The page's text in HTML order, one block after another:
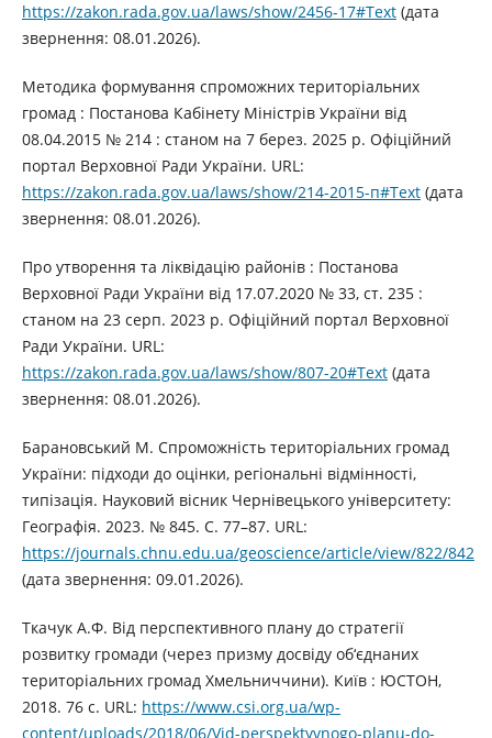
https://zakon.rada.gov.ua/laws/show/2456-17#Text(дата
звернення: 08.01.2026).
Методика формування спроможних територіальних
громад : Постанова Кабінету Міністрів України від
08.04.2015 № 214 : станом на 7 берез. 2025 р. Офіційний
портал Верховної Ради України. URL:
https://zakon.rada.gov.ua/laws/show/214-2015-п#Text(дата
звернення: 08.01.2026).
Про утворення та ліквідацію районів : Постанова
Верховної Ради України від 17.07.2020 № 33, ст. 235 :
станом на 23 серп. 2023 р. Офіційний портал Верховної
Ради України. URL:
https://zakon.rada.gov.ua/laws/show/807-20#Text(дата
звернення: 08.01.2026).
Барановський М. Спроможність територіальних громад
України: підходи до оцінки, регіональні відмінності,
типізація. Науковий вісник Чернівецького університету:
Географія. 2023. № 845. С. 77–87. URL:
https://journals.chnu.edu.ua/geoscience/article/view/822/842
(дата звернення: 09.01.2026).
Ткачук А.Ф. Від перспективного плану до стратегії
розвитку громади (через призму досвіду об‘єднаних
територіальних громад Хмельниччини). Київ : ЮСТОН,
2018. 76 с. URL: https://www.csi.org.ua/wp-
content/uploads/2018/06/Vid-perspektyvnogo-planu-do-